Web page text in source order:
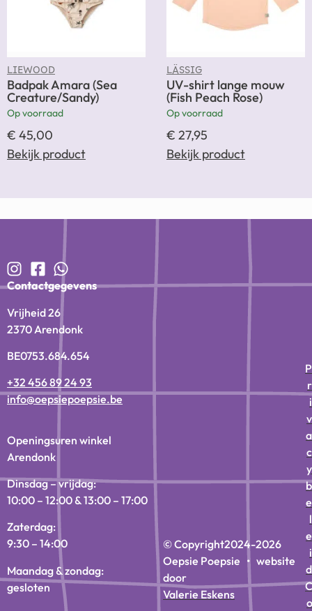
LIEWOOD
Badpak Amara (Sea
Creature/Sandy)
Op voorraad
€ 45,00
Bekijk product
LÄSSIG
UV-shirt lange mouw
(Fish Peach Rose)
Op voorraad
€ 27,95
Bekijk product
Contactgegevens
Vrijheid 26
2370 Arendonk
BE0753.684.654
+32 456 89 24 93
info@oepsiepoepsie.be
Openingsuren winkel
Arendonk
Dinsdag – vrijdag:
10:00 – 12:00 & 13:00 – 17:00
Zaterdag:
9:30 – 14:00
Maandag & zondag:
gesloten
© Copyright2024-2026
Oepsie Poepsie • website
door
Valerie Eskens
P
r
i
v
a
c
y
b
e
l
e
i
d
C
o